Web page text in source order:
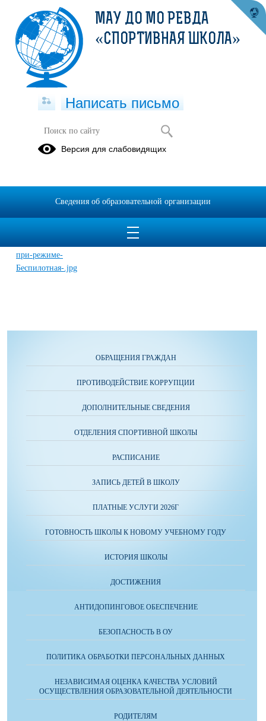
Беспилотная/Ракетная опасность
ОБРАЩЕНИЯ ГРАЖДАН
ПРОТИВОДЕЙСТВИЕ КОРРУПЦИИ
ДОПОЛНИТЕЛЬНЫЕ СВЕДЕНИЯ
ОТДЕЛЕНИЯ СПОРТИВНОЙ ШКОЛЫ
РАСПИСАНИЕ
ЗАПИСЬ ДЕТЕЙ В ШКОЛУ
ПЛАТНЫЕ УСЛУГИ 2026Г
ГОТОВНОСТЬ ШКОЛЫ К НОВОМУ УЧЕБНОМУ ГОДУ
ИСТОРИЯ ШКОЛЫ
ДОСТИЖЕНИЯ
АНТИДОПИНГОВОЕ ОБЕСПЕЧЕНИЕ
БЕЗОПАСНОСТЬ В ОУ
ПОЛИТИКА ОБРАБОТКИ ПЕРСОНАЛЬНЫХ ДАННЫХ
НЕЗАВИСИМАЯ ОЦЕНКА КАЧЕСТВА УСЛОВИЙ
ОСУЩЕСТВЛЕНИЯ ОБРАЗОВАТЕЛЬНОЙ ДЕЯТЕЛЬНОСТИ
РОДИТЕЛЯМ
МАУ ДО МО РЕВДА
«СПОРТИВНАЯ ШКОЛА»
Написать письмо
Версия для слабовидящих
Сведения об образовательной организации